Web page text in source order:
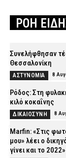
ΡΟΗ
Συνελήφθησαν
Θεσσαλονίκη
ΑΣΤΥΝΟΜΙΑ 8
Ρόδος: Στη
κιλό κοκαΐνης
ΔΙΚΑΙΟΣΥΝΗ 8
Marfin: «Στις
μου» λέει ο
γίνει και το 2022»